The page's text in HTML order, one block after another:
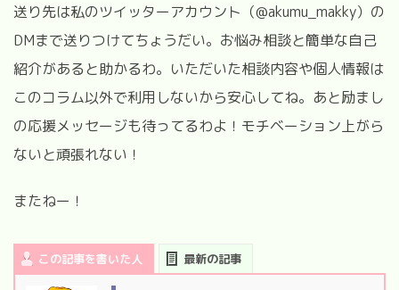
送り先は私のツイッターアカウント（@akumu_makky）の
DMまで送りつけてちょうだい。お悩み相談と簡単な自己
紹介があると助かるわ。いただいた相談内容や個人情報は
このコラム以外で利用しないから安心してね。あと励まし
の応援メッセージも待ってるわよ！モチベーション上がら
ないと頑張れない！
またねー！
この記事を書いた人 最新の記事